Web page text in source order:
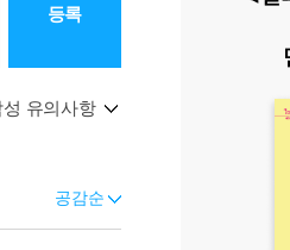
등록
성 유의사항
공감순